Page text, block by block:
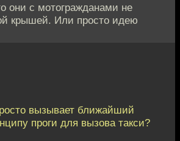
они с мотогражданами не
крышей. Или просто идею
вызывает ближайший
проги для вызова такси?